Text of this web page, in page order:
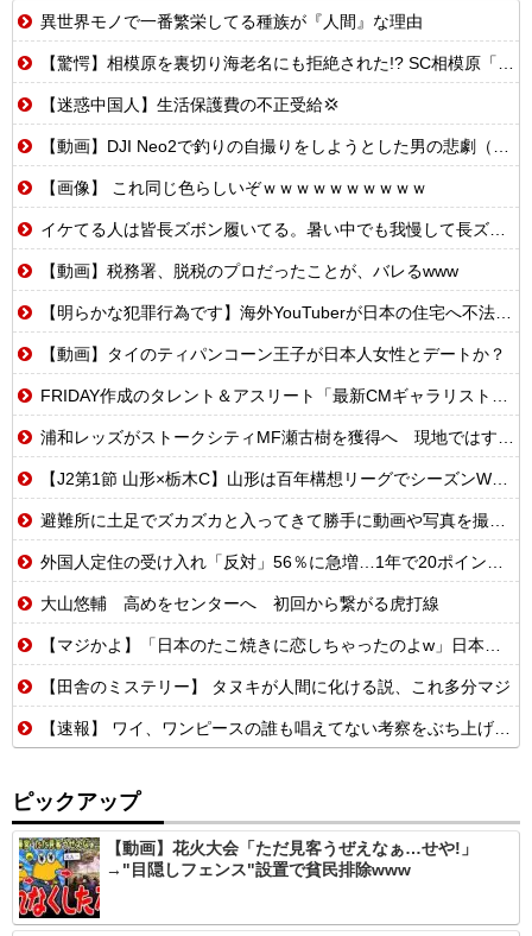
異世界モノで一番繁栄してる種族が『人間』な理由
【驚愕】相模原を裏切り海老名にも拒絶された!? SC相模原「移転騒動」の悲惨な結末
【迷惑中国人】生活保護費の不正受給💢
【動画】DJI Neo2で釣りの自撮りをしようとした男の悲劇（ノ∇`）
【画像】 これ同じ色らしいぞｗｗｗｗｗｗｗｗｗｗ
イケてる人は皆長ズボン履いてる。暑い中でも我慢して長ズボン履いてる。半ズボンはモテ無い。厳しいって
【動画】税務署、脱税のプロだったことが、バレるwww
【明らかな犯罪行為です】海外YouTuberが日本の住宅へ不法侵入する動画を投稿
【動画】タイのティパンコーン王子が日本人女性とデートか？
FRIDAY作成のタレント＆アスリート「最新CMギャラリスト」消えた女優、旧ジャニの明暗、規格外の13億円!?
浦和レッズがストークシティMF瀬古樹を獲得へ 現地ではすでにクラブ間合意との情報
【J2第1節 山形×栃木C】山形は百年構想リーグでシーズンW喫した栃木C下し開幕白星！川名連介は移籍後初ゴール
避難所に土足でズカズカと入ってきて勝手に動画や写真を撮影したメディア取材陣、挙句の果てに要求してきたのは……
外国人定住の受け入れ「反対」56％に急増…1年で20ポイント超上昇
大山悠輔 高めをセンターへ 初回から繋がる虎打線
【マジかよ】「日本のたこ焼きに恋しちゃったのよw」日本留学したカナダ人が母国でたこ焼き屋を開業した結果w
【田舎のミステリー】 タヌキが人間に化ける説、これ多分マジ
【速報】 ワイ、ワンピースの誰も唱えてない考察をぶち上げる【世界初】
ピックアップ
【動画】花火大会「ただ見客うぜえなぁ…せや!」
→"目隠しフェンス"設置で貧民排除www